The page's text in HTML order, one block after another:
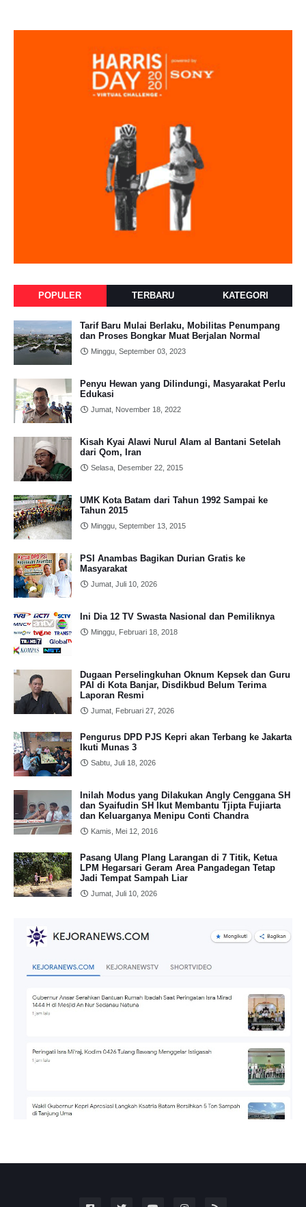
POPULER TERBARU KATEGORI
Tarif Baru Mulai Berlaku, Mobilitas Penumpang
dan Proses Bongkar Muat Berjalan Normal
Minggu, September 03, 2023
Penyu Hewan yang Dilindungi, Masyarakat Perlu
Edukasi
Jumat, November 18, 2022
Kisah Kyai Alawi Nurul Alam al Bantani Setelah
dari Qom, Iran
Selasa, Desember 22, 2015
UMK Kota Batam dari Tahun 1992 Sampai ke
Tahun 2015
Minggu, September 13, 2015
PSI Anambas Bagikan Durian Gratis ke
Masyarakat
Jumat, Juli 10, 2026
Ini Dia 12 TV Swasta Nasional dan Pemiliknya
Minggu, Februari 18, 2018
Dugaan Perselingkuhan Oknum Kepsek dan Guru
PAI di Kota Banjar, Disdikbud Belum Terima
Laporan Resmi
Jumat, Februari 27, 2026
Pengurus DPD PJS Kepri akan Terbang ke Jakarta
Ikuti Munas 3
Sabtu, Juli 18, 2026
Inilah Modus yang Dilakukan Angly Cenggana SH
dan Syaifudin SH Ikut Membantu Tjipta Fujiarta
dan Keluarganya Menipu Conti Chandra
Kamis, Mei 12, 2016
Pasang Ulang Plang Larangan di 7 Titik, Ketua
LPM Hegarsari Geram Area Pangadegan Tetap
Jadi Tempat Sampah Liar
Jumat, Juli 10, 2026